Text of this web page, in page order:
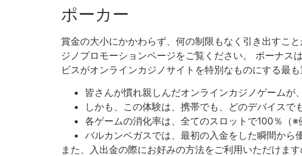
ポーカー
賞金の大小にかかわらず、何の制限もなく引き出すこ
ジノプロモーションページをご覧ください。 ボーナス
ビスがオンラインカジノサイトを特別なものにする最も
皆さんが慣れ親しんだオンラインカジノゲームが
しかも、この体験は、携帯でも、どのデバイスで
各ゲームの消化率は、全てのスロットで100％（
バルカンベガスでは、最初の入金をした瞬間から
また、入出金の際にお好みの方法をご利用いただけま